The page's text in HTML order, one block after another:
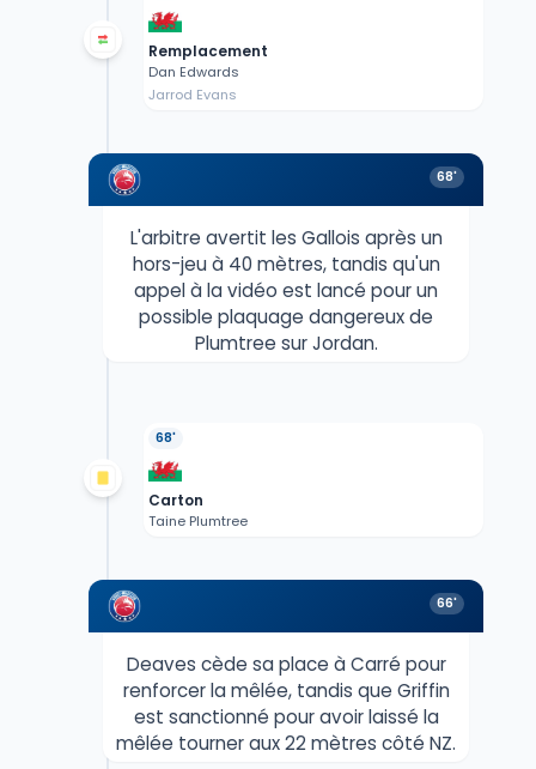
Remplacement
Dan Edwards
Jarrod Evans
68'
L'arbitre avertit les Gallois après un
hors-jeu à 40 mètres, tandis qu'un
appel à la vidéo est lancé pour un
possible plaquage dangereux de
Plumtree sur Jordan.
68'
Carton
Taine Plumtree
66'
Deaves cède sa place à Carré pour
renforcer la mêlée, tandis que Griffin
est sanctionné pour avoir laissé la
mêlée tourner aux 22 mètres côté NZ.